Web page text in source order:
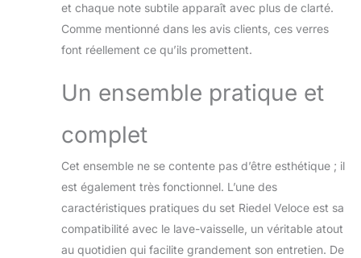
et chaque note subtile apparaît avec plus de clarté.
Comme mentionné dans les avis clients, ces verres
font réellement ce qu’ils promettent.
Un ensemble pratique et
complet
Cet ensemble ne se contente pas d’être esthétique ; il
est également très fonctionnel. L’une des
caractéristiques pratiques du set Riedel Veloce est sa
compatibilité avec le lave-vaisselle, un véritable atout
au quotidien qui facilite grandement son entretien. De